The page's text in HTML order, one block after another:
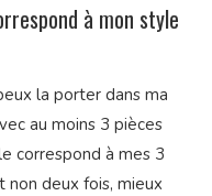
à mon style
la porter dans ma
au moins 3 pièces
correspond à mes 3
non deux fois, mieux